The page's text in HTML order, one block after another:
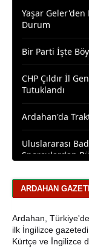
Bir Parti İşte
CHP Çıldır İl
Tutuklandı
Ardahan'da
Uluslararası
Sporculardan
Çıldır Gölü
CHP
ve Yönetimi
ARDAHAN
Ardahan,
ilk İngilizce
Kürtçe ve İngilizce